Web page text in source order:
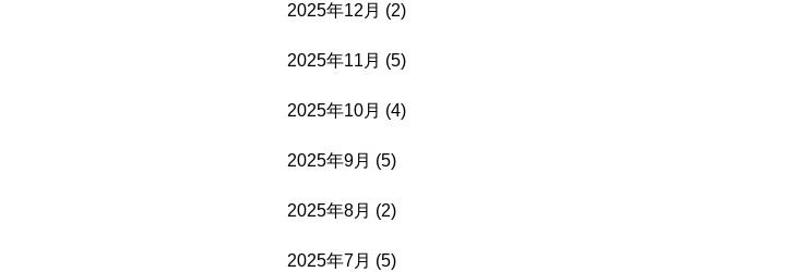
2025年12月 (2)
2025年11月 (5)
2025年10月 (4)
2025年9月 (5)
2025年8月 (2)
2025年7月 (5)